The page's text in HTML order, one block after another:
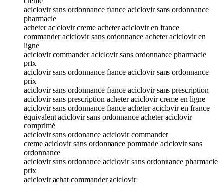
aciclovir sans ordonnance france aciclovir sans ordonnance
pharmacie
acheter aciclovir creme acheter aciclovir en france
commander aciclovir sans ordonnance acheter aciclovir en
ligne
aciclovir commander aciclovir sans ordonnance pharmacie
prix
aciclovir sans ordonnance france aciclovir sans ordonnance
prix
aciclovir sans ordonnance france aciclovir sans prescription
aciclovir sans prescription acheter aciclovir creme en ligne
aciclovir sans ordonnance france acheter aciclovir en france
équivalent aciclovir sans ordonnance acheter aciclovir
comprimé
aciclovir sans ordonance aciclovir commander
creme aciclovir sans ordonnance pommade aciclovir sans
ordonnance
aciclovir sans ordonance aciclovir sans ordonnance pharmacie
prix
aciclovir achat commander aciclovir